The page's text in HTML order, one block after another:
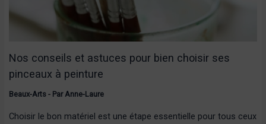
Nos conseils et astuces pour bien choisir ses
pinceaux à peinture
Beaux-Arts- ParAnne-Laure
Choisir le bon matériel est une étape essentielle pour tous ceux